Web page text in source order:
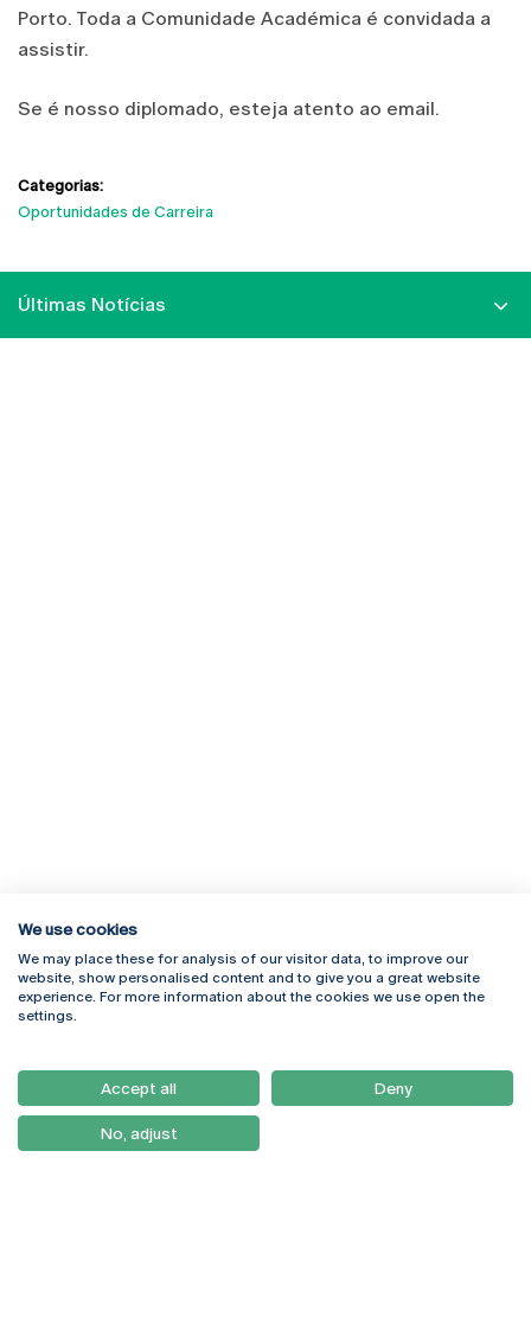
Porto. Toda a Comunidade Académica é convidada a
assistir.
Se é nosso diplomado, esteja atento ao email.
Categorias:
Oportunidades de Carreira
Últimas Notícias
Rua Diogo Botelho 1327
4169-005 Porto
+351 226 196 240
Campus Online
Webmail
Como Chegar
Newsletter
We use cookies
We may place these for analysis of our visitor data, to improve our
website, show personalised content and to give you a great website
experience. For more information about the cookies we use open the
settings.
Accept all Deny
No, adjust